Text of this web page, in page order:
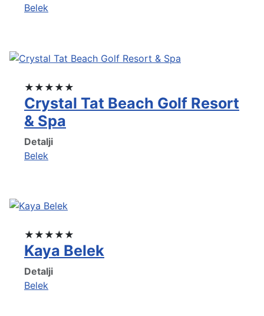
Belek
★★★★★
Crystal Tat Beach Golf Resort
& Spa
Detalji
Belek
★★★★★
Kaya Belek
Detalji
Belek